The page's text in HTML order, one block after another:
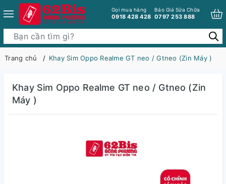
Gọi mua hàng
0918 428 428
Báo Giá Sửa Chữa
0797 253 888
Trang chủ Khay Sim Oppo Realme GT neo / Gtneo (Zin Máy )
Khay Sim Oppo Realme GT neo / Gtneo (Zin
Máy )